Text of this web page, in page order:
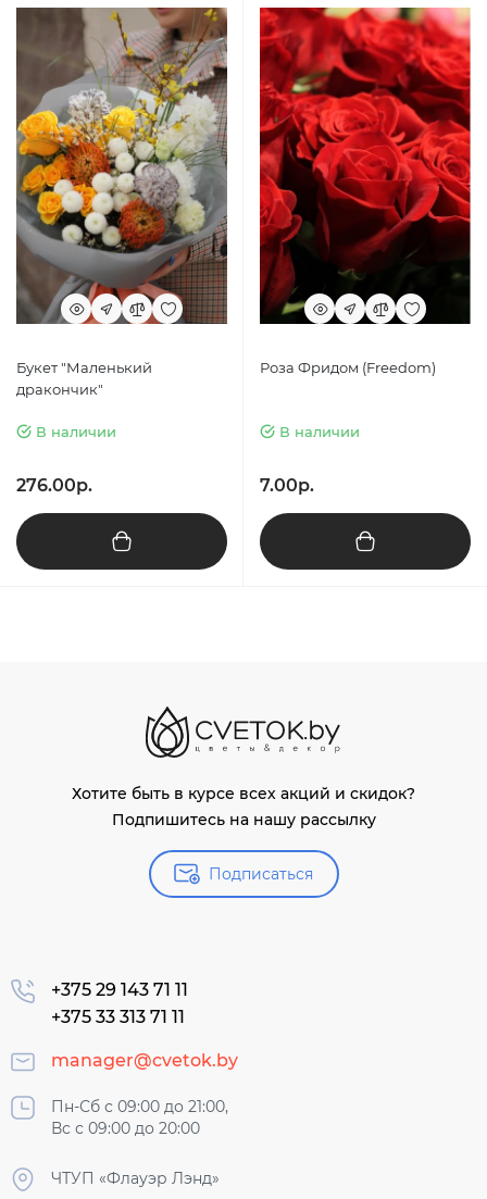
Букет "Маленький
дракончик"
В наличии
276.00р.
Роза Фридом (Freedom)
В наличии
7.00р.
Хотите быть в курсе всех акций и скидок?
Подпишитесь на нашу рассылку
Подписаться
+375 29 143 71 11
+375 33 313 71 11
manager@cvetok.by
Пн-Сб с 09:00 до 21:00,
Вс с 09:00 до 20:00
ЧТУП «Флауэр Лэнд»